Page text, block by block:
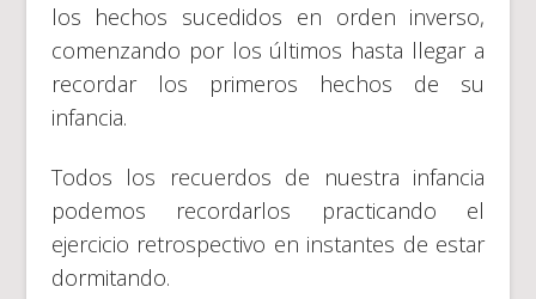
los hechos sucedidos en orden inverso,
comenzando por los últimos hasta llegar a
recordar los primeros hechos de su
infancia.
Todos los recuerdos de nuestra infancia
podemos recordarlos practicando el
ejercicio retrospectivo en instantes de estar
dormitando.